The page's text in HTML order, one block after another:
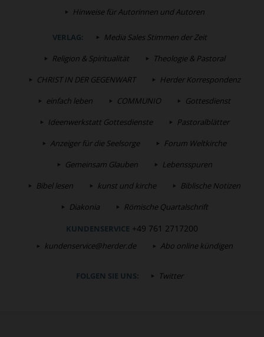
Hinweise für Autorinnen und Autoren
VERLAG:
Media Sales Stimmen der Zeit
Religion & Spiritualität
Theologie & Pastoral
CHRIST IN DER GEGENWART
Herder Korrespondenz
einfach leben
COMMUNIO
Gottesdienst
Ideenwerkstatt Gottesdienste
Pastoralblätter
Anzeiger für die Seelsorge
Forum Weltkirche
Gemeinsam Glauben
Lebensspuren
Bibel lesen
kunst und kirche
Biblische Notizen
Diakonia
Römische Quartalschrift
KUNDENSERVICE +49 761 2717200
kundenservice@herder.de Abo online kündigen
FOLGEN SIE UNS: Twitter